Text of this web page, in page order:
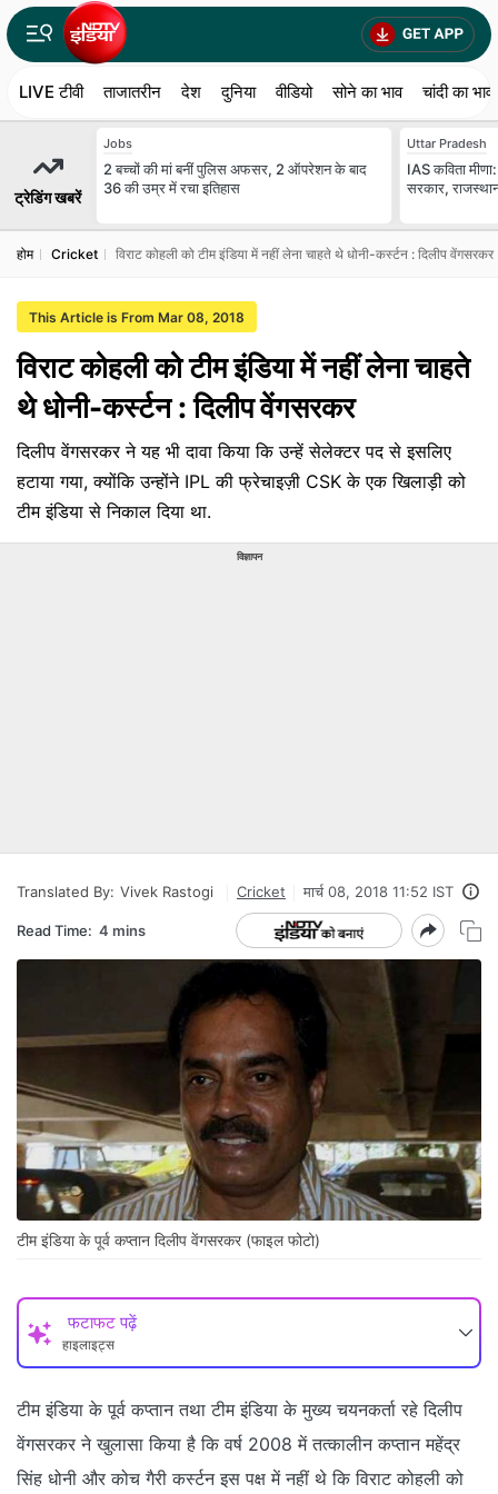
LIVE टीवी ताजातरीन देश दुनिया वीडियो सोने का भाव चांदी का भाव
ट्रेडिंग खबरें
Jobs
2 बच्चों की मां बनीं पुल‍िस अफसर, 2 ऑपरेशन के बाद
36 की उम्र में रचा इतिहास
Uttar Pradesh
IAS कविता
सरकार, राजस्थान
होम Cricket विराट कोहली को टीम इंडिया में नहीं लेना चाहते थे धोनी-कर्स्टन : दिलीप वेंगसरकर
This Article is From Mar 08, 2018
विराट कोहली को टीम इंडिया में नहीं लेना चाहते
थे धोनी-कर्स्टन : दिलीप वेंगसरकर
दिलीप वेंगसरकर ने यह भी दावा किया कि उन्हें सेलेक्टर पद से इसलिए
हटाया गया, क्योंकि उन्होंने IPL की फ्रेचाइज़ी CSK के एक खिलाड़ी को
टीम इंडिया से निकाल दिया था.
विज्ञापन
Translated By: Vivek Rastogi Cricket मार्च 08, 2018 11:52 IST
Read Time: 4 mins
टीम इंडिया के पूर्व कप्तान दिलीप वेंगसरकर (फाइल फोटो)
फटाफट पढ़ें
हाइलाइट्स
टीम इंडिया के पूर्व कप्तान तथा टीम इंडिया के मुख्य चयनकर्ता रहे दिलीप
वेंगसरकर ने खुलासा किया है कि वर्ष 2008 में तत्कालीन कप्तान महेंद्र
सिंह धोनी और कोच गैरी कर्स्टन इस पक्ष में नहीं थे कि विराट कोहली को